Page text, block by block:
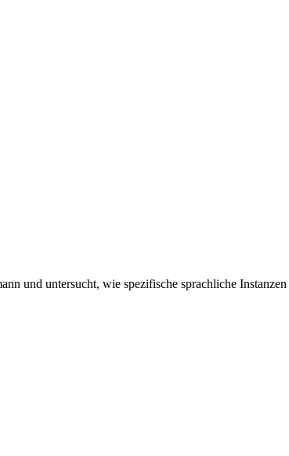
und untersucht, wie spezifische sprachliche